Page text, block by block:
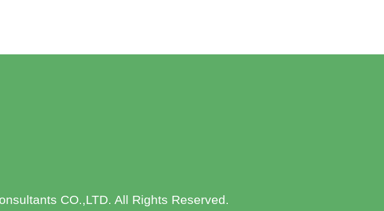
CO.,LTD. All Rights Reserved.